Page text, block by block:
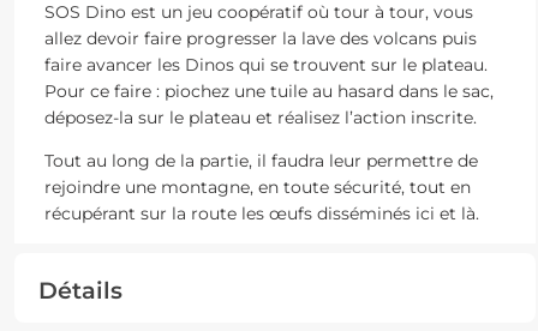
SOS Dino est un jeu coopératif où tour à tour, vous
allez devoir faire progresser la lave des volcans puis
faire avancer les Dinos qui se trouvent sur le plateau.
Pour ce faire : piochez une tuile au hasard dans le sac,
déposez-la sur le plateau et réalisez l’action inscrite.
Tout au long de la partie, il faudra leur permettre de
rejoindre une montagne, en toute sécurité, tout en
récupérant sur la route les œufs disséminés ici et là.
Détails